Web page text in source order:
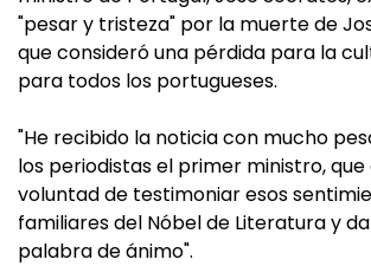
"pesar y tristeza" por la muerte de
que consideró una pérdida para la
para todos los portugueses.
"He recibido la noticia con mucho
los periodistas el primer ministro, que
voluntad de testimoniar esos
familiares del Nóbel de Literatura y
palabra de ánimo".